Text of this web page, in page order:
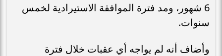
6 شهور، ومد فترة الموافقة الاستيرادية لخمس
سنوات.
وأضاف أنه لم يواجه أي عقبات خلال فترة